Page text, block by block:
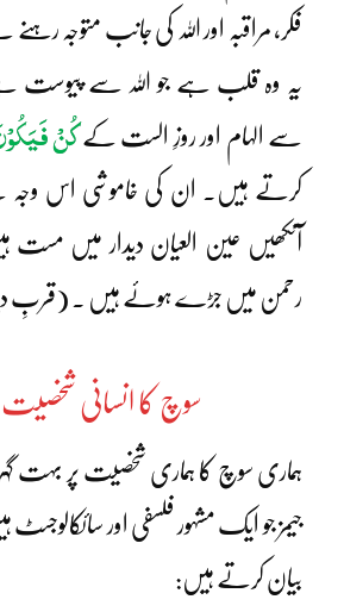
فکر، مراقبہ اور اللہ کی جانب متوجہ رہنے
یہ وہ قلب ہے جو اللہ سے پیوست
سے الہام اور روزِ الست کے کُنْ
کرتے ہیں۔ ان کی خاموشی اس
آنکھیں عین العیان دیدار میں مست
رحمن میں جڑے ہوئے ہیں ۔ (قربِ
سوچ کا انسانی شخصیت
ہماری سوچ کا ہماری شخصیت پر بہت
جیمز جو ایک مشہور فلسفی اور
بیان کرتے ہیں: